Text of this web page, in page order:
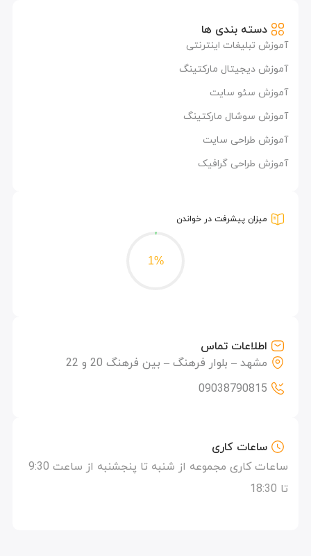
دسته بندی ها
آموزش تبلیغات اینترنتی
آموزش دیجیتال مارکتینگ
آموزش سئو سایت
آموزش سوشال مارکتینگ
آموزش طراحی سایت
آموزش طراحی گرافیک
میزان پیشرفت در خواندن
1%
اطلاعات تماس
مشهد – بلوار فرهنگ – بین فرهنگ 20 و 22
09038790815
ساعات کاری
ساعات کاری مجموعه از شنبه تا پنجشنبه از ساعت 9:30
تا 18:30